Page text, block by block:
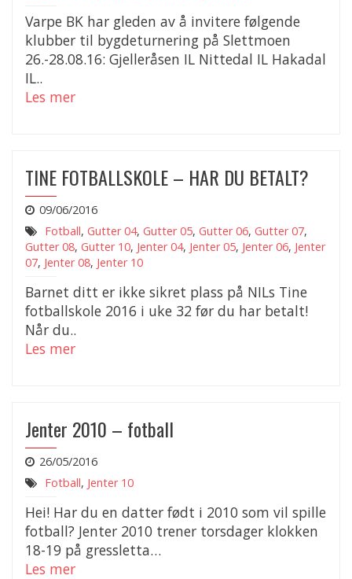
Varpe BK har gleden av å invitere følgende
klubber til bygdeturnering på Slettmoen
26.-28.08.16: Gjelleråsen IL Nittedal IL Hakadal
IL..
Les mer
TINE FOTBALLSKOLE – HAR DU BETALT?
09/06/2016
Fotball, Gutter 04, Gutter 05, Gutter 06, Gutter 07,
Gutter 08, Gutter 10, Jenter 04, Jenter 05, Jenter 06, Jenter
07, Jenter 08, Jenter 10
Barnet ditt er ikke sikret plass på NILs Tine
fotballskole 2016 i uke 32 før du har betalt!
Når du..
Les mer
Jenter 2010 – fotball
26/05/2016
Fotball, Jenter 10
Hei! Har du en datter født i 2010 som vil spille
fotball? Jenter 2010 trener torsdager klokken
18-19 på gressletta…
Les mer